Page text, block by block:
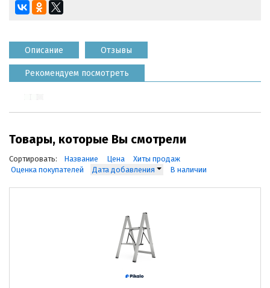
Описание Отзывы
Рекомендуем посмотреть
Товары, которые Вы смотрели
Сортировать: Название Цена
Хиты продаж
Оценка покупателей
Дата добавления В наличии